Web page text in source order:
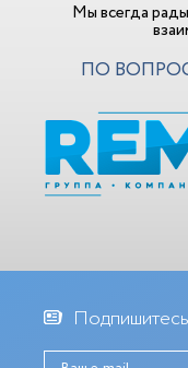
Мы всегда
ПО
Подпишитесь